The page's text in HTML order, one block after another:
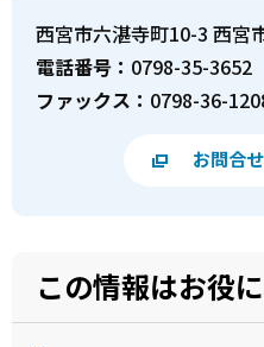
西宮市六湛寺町10-3 西宮
電話番号： 0798-35-3652
ファックス： 0798-36-
お問合
この情報はお役